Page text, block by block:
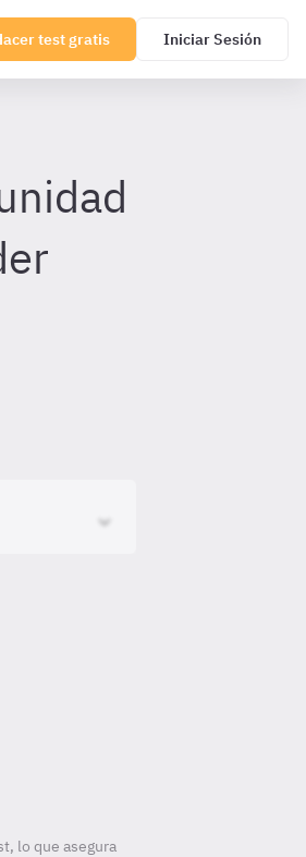
test gratis Iniciar Sesión
lo que asegura